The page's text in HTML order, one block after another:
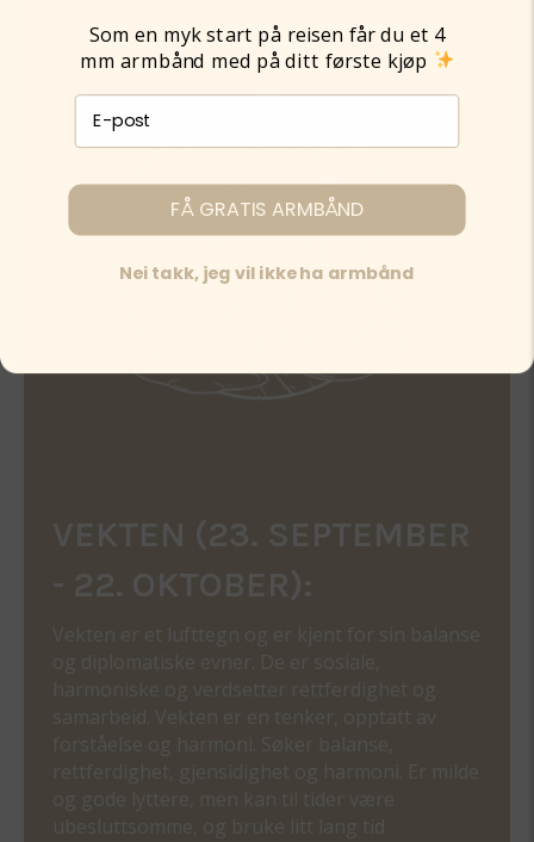
VEKTEN (23. SEPTEMBER
- 22. OKTOBER):
Vekten er et lufttegn og er kjent for sin balanse
og diplomatiske evner. De er sosiale,
harmoniske og verdsetter rettferdighet og
samarbeid. Vekten er en tenker, opptatt av
forståelse og harmoni. Søker balanse,
rettferdighet, gjensidighet og harmoni. Er milde
og gode lyttere, men kan til tider være
ubesluttsomme, og bruke litt lang tid
Som en myk start på reisen får du et 4
mm armbånd med på ditt første kjøp
E-post påmelding
FÅ GRATIS ARMBÅND
Nei takk, jeg vil ikke ha armbånd